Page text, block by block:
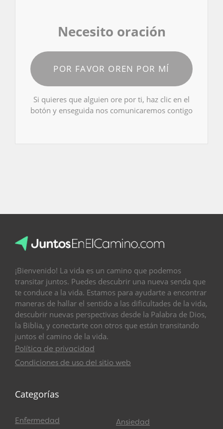
Necesito oración
POR FAVOR OREN POR MÍ
Si quieres que alguien ore por ti, haz clic en el
botón y enseguida nos comunicaremos contigo
¡Bienvenido! La vida es un camino que podemos
transitar juntos. Puedes descubrir una nueva senda que
te conduce a la vida. Estamos para ayudarte a encontrar
maneras de hallar el sentido a las dificultades de la vida,
descubrir nuevas perspectivas desde la Palabra de Dios,
la Biblia, y conectarte con otros que están transitando
juntos el camino de la vida.
Política de privacidad
Condiciones de uso del sitio web
Categorías
Enfermedad
Ansiedad